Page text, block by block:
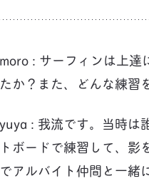
moro : サーフィンは上達
たか？また、どんな練習
yuya : 我流です。当時は
トボードで練習して、
でアルバイト仲間と一緒